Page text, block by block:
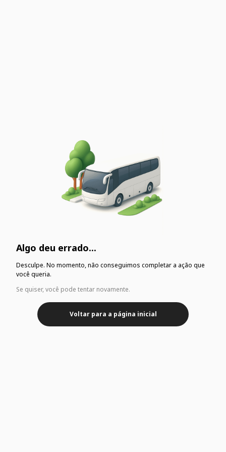
Algo deu errado...
Desculpe. No momento, não conseguimos completar a ação que
você queria.
Se quiser, você pode tentar novamente.
Voltar para a página inicial